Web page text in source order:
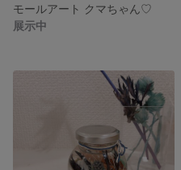
モールアート クマちゃん♡
展示中